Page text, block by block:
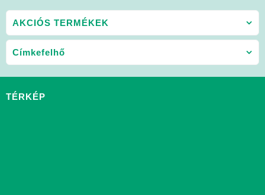
AKCIÓS TERMÉKEK
Címkefelhő
TÉRKÉP